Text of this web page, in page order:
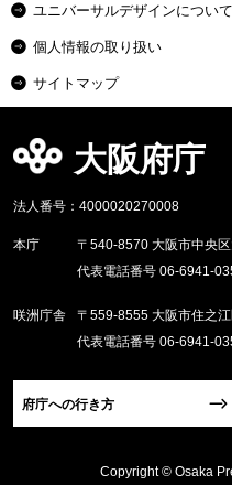
ユニバーサルデザインについて
個人情報の取り扱い
サイトマップ
大阪府庁
法人番号：4000020270008
本庁
〒540-8570 大阪市中央
代表電話番号 06-6941-
咲洲庁舎
〒559-8555 大阪市住之
代表電話番号 06-6941-
府庁への行き方
Copyright © Osaka